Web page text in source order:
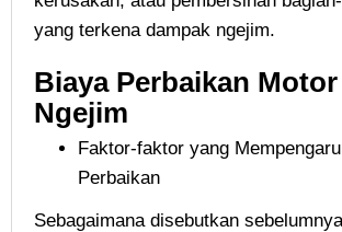
yang terkena dampak ngejim.
Biaya Perbaikan
Ngejim
Faktor-faktor yang
Perbaikan
Sebagaimana disebutkan